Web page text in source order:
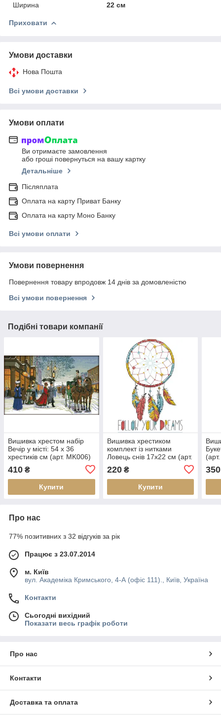
Ширина
22 см
Приховати
Умови доставки
Нова Пошта
Всі умови доставки
Умови оплати
Ви отримаєте замовлення
або гроші повернуться на вашу картку
Детальніше
Післяплата
Оплата на карту Приват Банку
Оплата на карту Моно Банку
Всі умови оплати
Умови повернення
Повернення товару впродовж 14 днів за домовленістю
Всі умови повернення
Подібні товари компанії
Вишивка хрестом набір
Вечір у місті: 54 x 36
хрестиків см (арт. MK006)
410 ₴
Купити
Вишивка хрестиком
комплект із нитками
Ловець снів 17х22 см (арт.
220₴
Купити
350
Про нас
77% позитивних з 32 відгуків за рік
Працює з 23.07.2014
м. Київ
вул. Академіка Кримського, 4-А (офіс 111)., Київ, Україна
Контакти
Сьогодні вихідний
Показати весь графік роботи
Про нас
Контакти
Доставка та оплата